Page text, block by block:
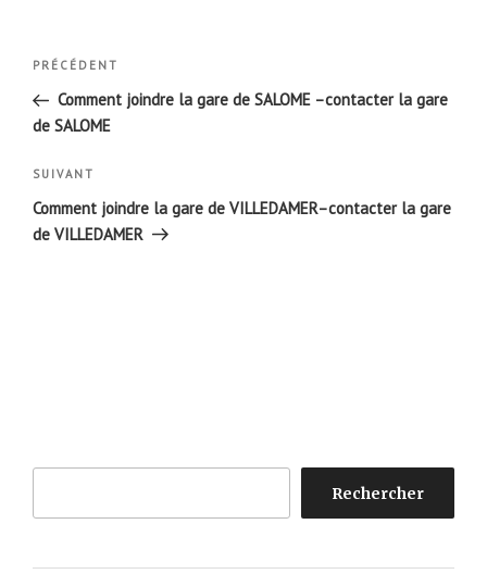
Navigation
l’article
Article
précédent
PRÉCÉDENT
Comment joindre la gare de SALOME –contacter la gare
de SALOME
Article
suivant
SUIVANT
Comment joindre la gare de VILLEDAMER–contacter la gare
de VILLEDAMER
Rechercher